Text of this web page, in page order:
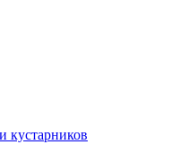
кустарников